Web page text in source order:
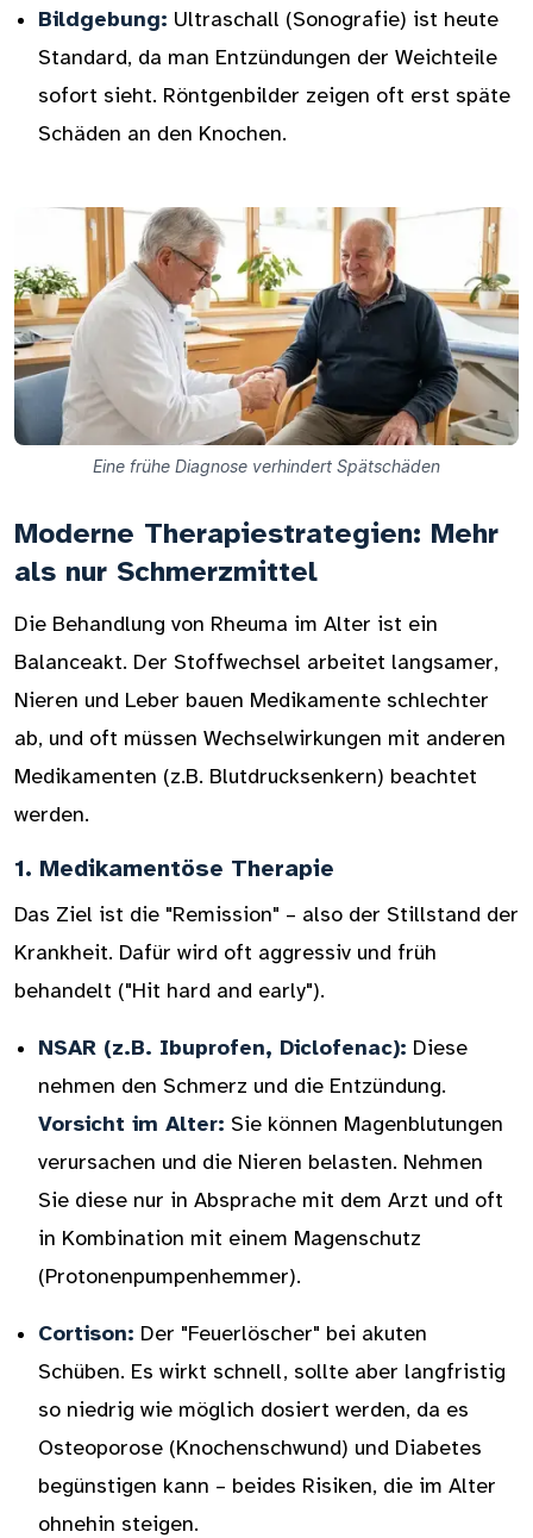
Bildgebung: Ultraschall (Sonografie) ist heute
Standard, da man Entzündungen der Weichteile
sofort sieht. Röntgenbilder zeigen oft erst späte
Schäden an den Knochen.
Eine frühe Diagnose verhindert Spätschäden
Moderne Therapiestrategien: Mehr
als nur Schmerzmittel
Die Behandlung von Rheuma im Alter ist ein
Balanceakt. Der Stoffwechsel arbeitet langsamer,
Nieren und Leber bauen Medikamente schlechter
ab, und oft müssen Wechselwirkungen mit anderen
Medikamenten (z.B. Blutdrucksenkern) beachtet
werden.
1. Medikamentöse Therapie
Das Ziel ist die "Remission" – also der Stillstand der
Krankheit. Dafür wird oft aggressiv und früh
behandelt ("Hit hard and early").
NSAR (z.B. Ibuprofen, Diclofenac): Diese
nehmen den Schmerz und die Entzündung.
Vorsicht im Alter: Sie können Magenblutungen
verursachen und die Nieren belasten. Nehmen
Sie diese nur in Absprache mit dem Arzt und oft
in Kombination mit einem Magenschutz
(Protonenpumpenhemmer).
Cortison: Der "Feuerlöscher" bei akuten
Schüben. Es wirkt schnell, sollte aber langfristig
so niedrig wie möglich dosiert werden, da es
Osteoporose (Knochenschwund) und Diabetes
begünstigen kann – beides Risiken, die im Alter
ohnehin steigen.